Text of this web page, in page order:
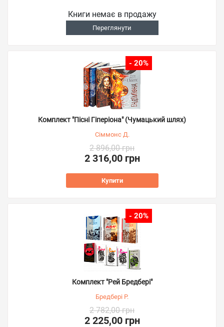
Книги немає в продажу
Переглянути
- 20%
Комплект "Пісні Гіперіона" (Чумацький шлях)
Сіммонс Д.
2 896,00 грн
2 316,00 грн
Купити
- 20%
Комплект "Рей Бредбері"
Бредбері Р.
2 782,00 грн
2 225,00 грн